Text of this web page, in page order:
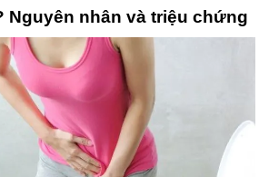
Nguyên nhân và triệu chứng